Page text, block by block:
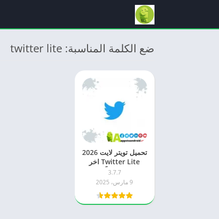
ضع الكلمة المناسبة: twitter lite
تحميل تويتر لايت 2026
Twitter Lite اخر
للاندرويد
3.7.7
9 مارس، 2025